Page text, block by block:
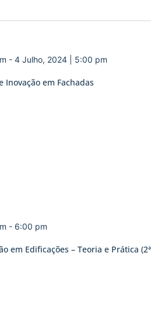
Inovação em Fachadas
- 4 Julho, 2024 | 5:00 pm
em Edificações – Teoria e Prática
- 6:00 pm